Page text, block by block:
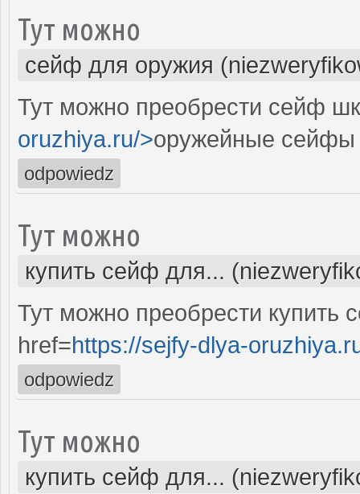
Тут можно
сейф для оружия
Тут можно преобрести сейф
oruzhiya.ru/>оружейные сейфы
odpowiedz
Тут можно
купить сейф для...
Тут можно преобрести купить
href=https://sejfy-dlya-
odpowiedz
Тут можно
купить сейф для...